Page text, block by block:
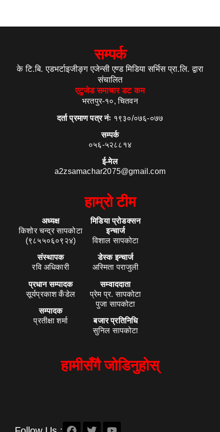
सम्पर्क
के टि.बि. एडभर्टाइजीङ्ग एजेन्सी एण्ड मिडिया सर्भिस प्रा.लि. द्वारा
संचालित
एटुजेड समाचार डट कम
भरतपुर-१०, चितवन
दर्ता प्रमाण पत्र नंः १९३०/०७६-०७७
सम्पर्क
०५६-५२८८१४
ई-मेल
a2zsamachar2075@gmail.com
हाम्रो टीम
अध्यक्ष
किशोर चन्द्र सापकोटा
(९८५५०६०९२४)
संस्थापक
रवि अधिकारी
प्रधान सम्पादक
सूर्यप्रकाश कँडेल
सम्पादक
प्रतीक्षा शर्मा
मिडिया प्रोडक्सन
इन्चार्ज
विशाल सापकोटा
डेस्क इन्चार्ज
अस्मिता पराजुली
सम्वाददाता
प्रेम प्र. सापकोटा
पुजा सापकोटा
बजार प्रतिनिधि
सुनिल सापकोटा
हामीसँगै जोडिनुहोस्